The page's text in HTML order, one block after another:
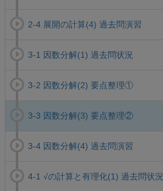
2-4 展開の計算(4) 過去問演習
3-1 因数分解(1) 過去問状況
3-2 因数分解(2) 要点整理①
3-3 因数分解(3) 要点整理②
3-4 因数分解(4) 過去問演習
4-1 √の計算と有理化(1) 過去問状況